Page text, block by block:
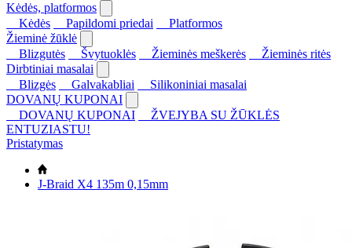
Kėdės, platformos
Kėdės
Papildomi priedai
Platformos
Žieminė žūklė
Blizgutės
Švytuoklės Žieminės meškerės
Žieminės ritės
Dirbtiniai masalai
Blizgės
Galvakabliai
Silikoniniai masalai
DOVANŲ KUPONAI
DOVANŲ KUPONAI
ŽVEJYBA SU ŽŪKLĖS
ENTUZIASTU!
Pristatymas
J-Braid X4 135m 0,15mm